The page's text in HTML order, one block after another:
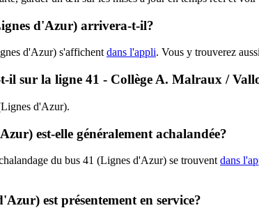
d'Azur) arrivera-t-il?
d'Azur) s'affichent dans l'appli. Vous y trouverez
il sur la ligne 41 - Collège A. Malraux /
d'Azur).
est-elle généralement achalandée?
du bus 41 (Lignes d'Azur) se trouvent dans
est présentement en service?